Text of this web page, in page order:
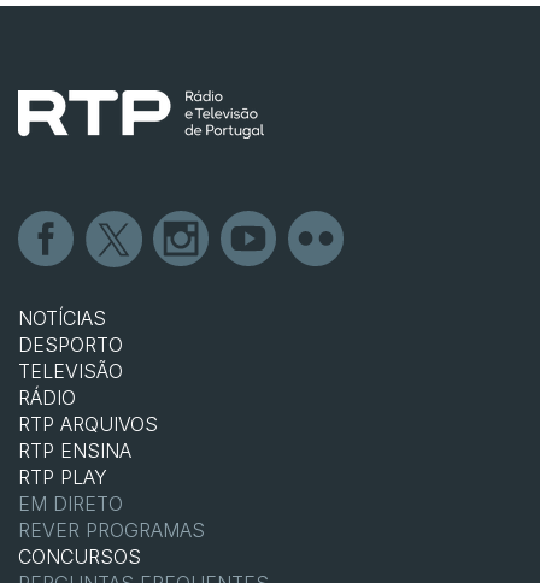
NOTÍCIAS
DESPORTO
TELEVISÃO
RÁDIO
RTP ARQUIVOS
RTP ENSINA
RTP PLAY
EM DIRETO
REVER PROGRAMAS
CONCURSOS